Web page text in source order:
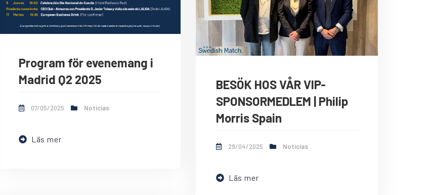
Program för evenemang i
Madrid Q2 2025
07/05/2025 Noticias
Läs mer
BESÖK HOS VÅR VIP-
SPONSORMEDLEM | Philip
Morris Spain
29/04/2025 Noticias
Läs mer